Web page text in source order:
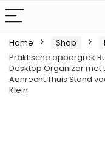
Home Shop
Praktische opbergrek
Desktop Organizer met
Aanrecht Thuis Stand
Klein